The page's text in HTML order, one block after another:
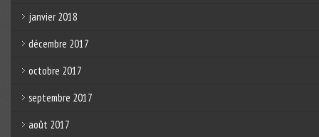
janvier 2018
décembre 2017
octobre 2017
septembre 2017
août 2017